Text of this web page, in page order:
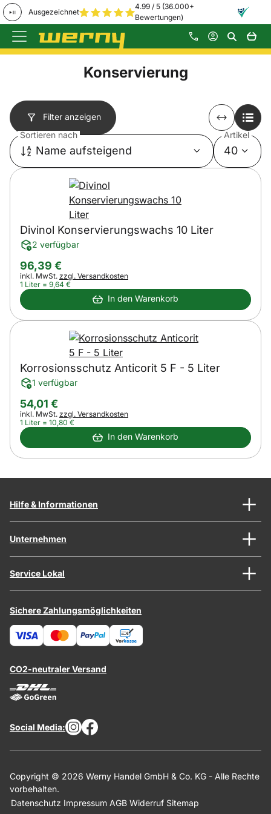
Ausgezeichnet
4.99 / 5 (36.000+
Bewertungen)
Zum Hauptinhalt springen
Konservierung
Filter anzeigen
Sortieren nach
Name aufsteigend
Artikel
40
Divinol Konservierungswachs 10 Liter
2 verfügbar
96,39 €
Steuerhinweis:
inkl. MwSt. zzgl. Versandkosten
1 Liter = 9,64 €
In den Warenkorb
Korrosionsschutz Anticorit 5 F - 5 Liter
1 verfügbar
54,01 €
Steuerhinweis:
inkl. MwSt. zzgl. Versandkosten
1 Liter = 10,80 €
In den Warenkorb
Hilfe & Informationen
Unternehmen
Service Lokal
Sichere Zahlungsmöglichkeiten
CO2-neutraler Versand
Social Media:
Copyright © 2026 Werny Handel GmbH & Co. KG - Alle Rechte
vorbehalten.
Datenschutz Impressum AGB Widerruf Sitemap